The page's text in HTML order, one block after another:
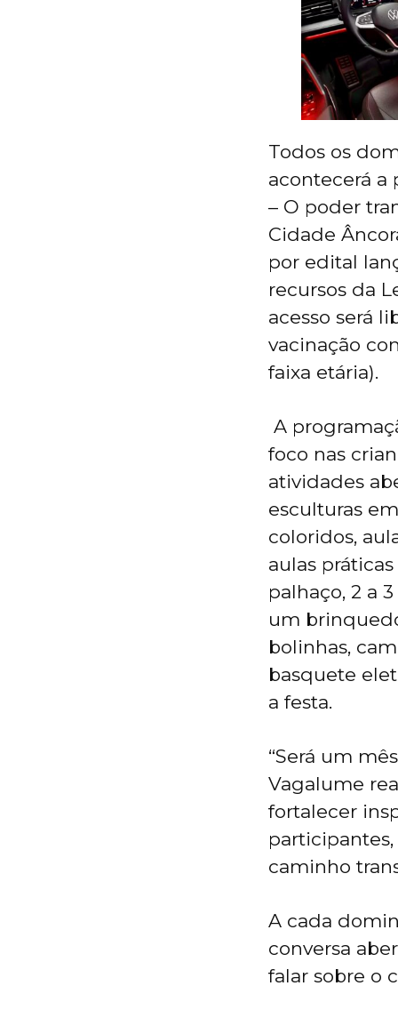
Todos os
acontecerá a
– O poder
Cidade
por edital
recursos da
acesso será
vacinação
faixa etária).
A
foco nas
atividades
esculturas
coloridos,
aulas
palhaço, 2 a
um
bolinhas,
basquete
a festa.
“Será um
Vagalume
fortalecer
caminho
A cada
conversa
falar sobre o